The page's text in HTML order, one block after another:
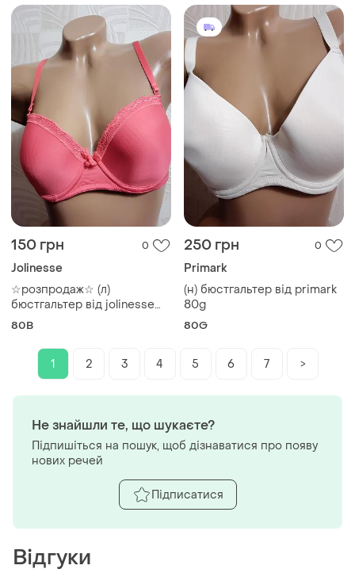
150 грн 0
Jolinesse
☆розпродаж☆ (л)
бюстгальтер від jolinesse
80в
80B
250 грн 0
Primark
(н) бюстгальтер від primark
80g
80G
1 2 3 4 5 6 7 >
Відгуки
Не знайшли те, що шукаєте?
Підпишіться на пошук, щоб дізнаватися про появу
нових речей
Підписатися